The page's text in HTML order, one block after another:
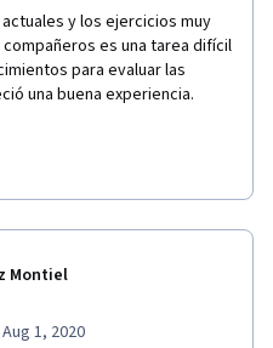
y los ejercicios muy
es una tarea difícil
para evaluar las
una buena experiencia.
Montiel
1, 2020